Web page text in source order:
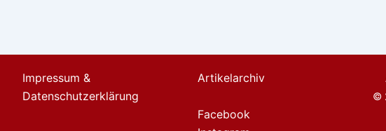
Impressum &
Datenschutzerklärung
Artikelarchiv
Facebook
©